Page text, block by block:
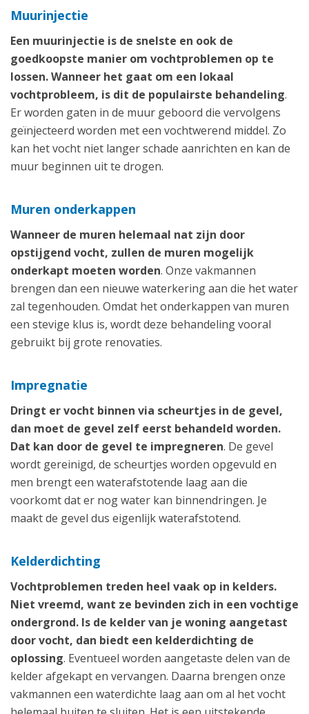
Muurinjectie
Een muurinjectie is de snelste en ook de
goedkoopste manier om vochtproblemen op te
lossen. Wanneer het gaat om een lokaal
vochtprobleem, is dit de populairste behandeling.
Er worden gaten in de muur geboord die vervolgens
geïnjecteerd worden met een vochtwerend middel. Zo
kan het vocht niet langer schade aanrichten en kan de
muur beginnen uit te drogen.
Muren onderkappen
Wanneer de muren helemaal nat zijn door
opstijgend vocht, zullen de muren mogelijk
onderkapt moeten worden. Onze vakmannen
brengen dan een nieuwe waterkering aan die het water
zal tegenhouden. Omdat het onderkappen van muren
een stevige klus is, wordt deze behandeling vooral
gebruikt bij grote renovaties.
Impregnatie
Dringt er vocht binnen via scheurtjes in de gevel,
dan moet de gevel zelf eerst behandeld worden.
Dat kan door de gevel te impregneren. De gevel
wordt gereinigd, de scheurtjes worden opgevuld en
men brengt een waterafstotende laag aan die
voorkomt dat er nog water kan binnendringen. Je
maakt de gevel dus eigenlijk waterafstotend.
Kelderdichting
Vochtproblemen treden heel vaak op in kelders.
Niet vreemd, want ze bevinden zich in een vochtige
ondergrond. Is de kelder van je woning aangetast
door vocht, dan biedt een kelderdichting de
oplossing. Eventueel worden aangetaste delen van de
kelder afgekapt en vervangen. Daarna brengen onze
vakmannen een waterdichte laag aan om al het vocht